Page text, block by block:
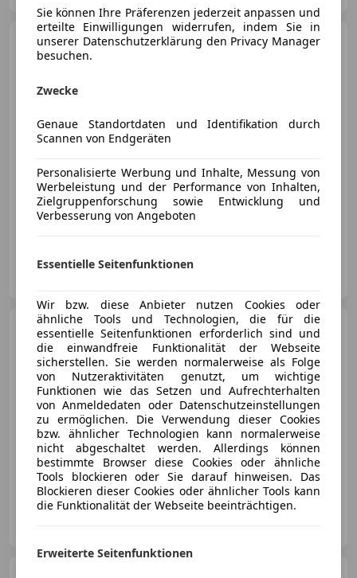
Opel Meriva1,7 DTI
€ 1 250
04/2005 185 478 km Diesel
Autohaus Siegl GmbH
SEAT Leon Chili Copa 1,4 -
beschädigt
€ 3 450
06/2011 30 000 km Benzin 63 kW (86 PS)
Autohaus Siegl GmbH
Sie können Ihre Präferenzen jederzeit anpassen und
erteilte Einwilligungen widerrufen, indem Sie in
unserer Datenschutzerklärung den Privacy Manager
besuchen.
Zwecke
Genaue Standortdaten und Identifikation durch
Scannen von Endgeräten
Personalisierte Werbung und Inhalte, Messung von
Werbeleistung und der Performance von Inhalten,
Zielgruppenforschung sowie Entwicklung und
Verbesserung von Angeboten
Essentielle Seitenfunktionen
Wir bzw. diese Anbieter nutzen Cookies oder
ähnliche Tools und Technologien, die für die
essentielle Seitenfunktionen erforderlich sind und
die einwandfreie Funktionalität der Webseite
sicherstellen. Sie werden normalerweise als Folge
von Nutzeraktivitäten genutzt, um wichtige
Funktionen wie das Setzen und Aufrechterhalten
von Anmeldedaten oder Datenschutzeinstellungen
zu ermöglichen. Die Verwendung dieser Cookies
bzw. ähnlicher Technologien kann normalerweise
nicht abgeschaltet werden. Allerdings können
bestimmte Browser diese Cookies oder ähnliche
Tools blockieren oder Sie darauf hinweisen. Das
Blockieren dieser Cookies oder ähnlicher Tools kann
die Funktionalität der Webseite beeinträchtigen.
Erweiterte Seitenfunktionen